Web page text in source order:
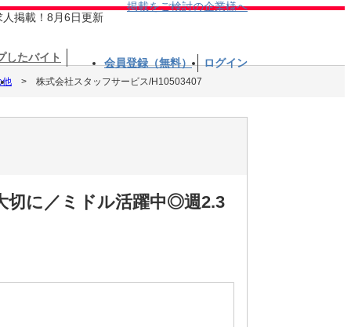
人掲載！8月6日更新
掲載をご検討の企業様へ
したバイト 会員登録（無料） ログイン
他 株式会社スタッフサービス/H10503407
切に／ミドル活躍中◎週2.3